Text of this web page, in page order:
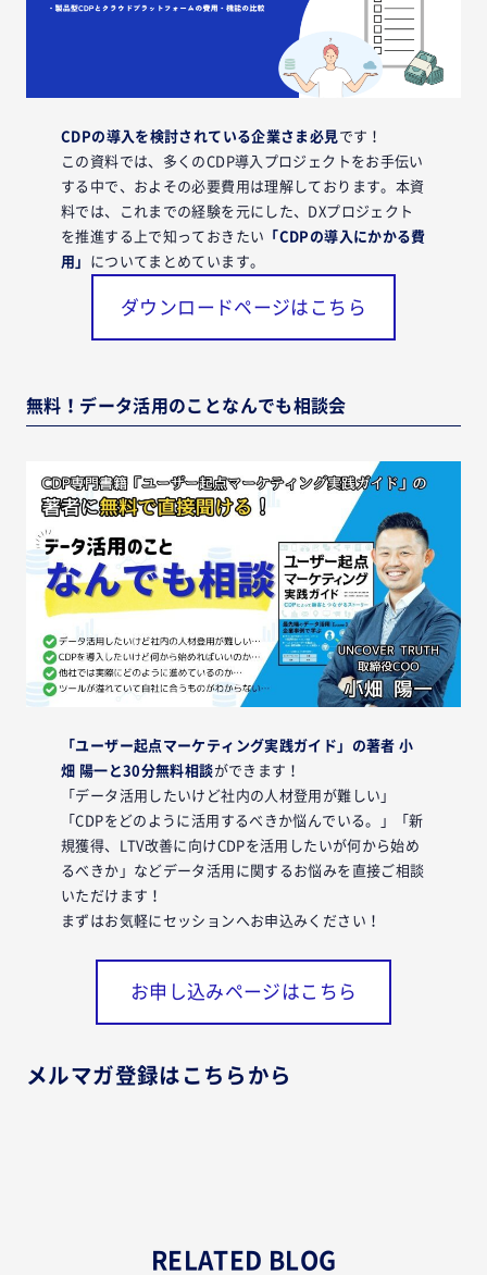
CDPの導入を検討されている企業さま必見 です！
この資料では、多くのCDP導入プロジェクトをお手伝い
する中で、およその必要費用は理解しております。本資
料では、これまでの経験を元にした、DXプロジェクト
を推進する上で知っておきたい 「CDPの導入にかかる費
用」 についてまとめています。
ダウンロードページはこちら
無料！データ活用のことなんでも相談会
「ユーザー起点マーケティング実践ガイド」の著者 小
畑 陽一と30分無料相談ができます！
「データ活用したいけど社内の人材登用が難しい」
「CDPをどのように活用するべきか悩んでいる。」「新
規獲得、LTV改善に向けCDPを活用したいが何から始め
るべきか」などデータ活用に関するお悩みを直接ご相談
いただけます！
まずはお気軽にセッションへお申込みください！
お申し込みページはこちら
メルマガ登録はこちらから
RELATED BLOG